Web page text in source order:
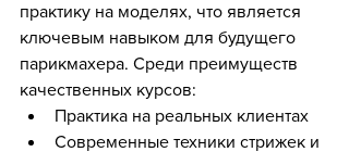
практику на моделях, что является
ключевым навыком для будущего
парикмахера. Среди преимуществ
качественных курсов:
Практика на реальных клиентах
Современные техники стрижек и